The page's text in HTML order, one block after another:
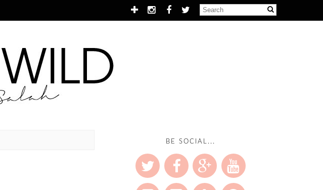
BE SOCIAL...